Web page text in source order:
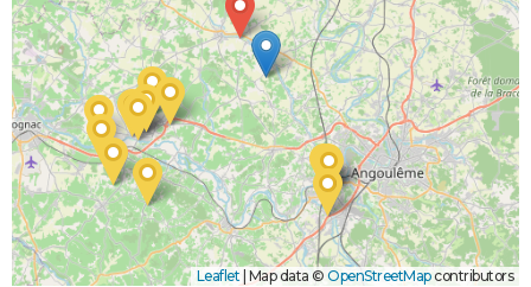
Leaflet Map data © OpenStreetMapcontributors